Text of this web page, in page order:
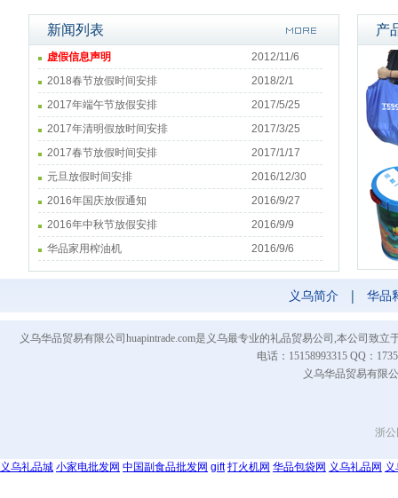
新闻列表
虚假信息声明
2012/11/6
2018春节放假时间安排
2018/2/1
2017年端午节放假安排
2017/5/25
2017年清明假放时间安排
2017/3/25
2017春节放假时间安排
2017/1/17
元旦放假时间安排
2016/12/30
2016年国庆放假通知
2016/9/27
2016年中秋节放假安排
2016/9/9
华品家用榨油机
2016/9/6
产
义乌简介 | 华品
义乌华品贸易有限公司huapintrade.com是义乌最专业的礼品贸易公司,本公司致
电话：15158993315 QQ：
义乌华品贸易有限
浙公
义乌礼品城 小家电批发网 中国副食品批发网 gift 打火机网 华品包袋网 义乌礼品网